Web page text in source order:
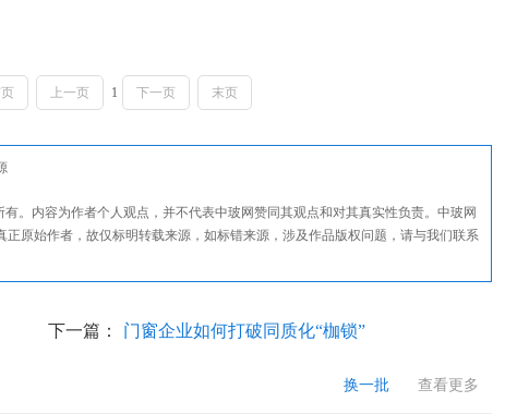
上一页 1 下一页 末页
。内容为作者个人观点，并不代表中玻网赞同其观点和对其真实性负责。中玻网
原始作者，故仅标明转载来源，如标错来源，涉及作品版权问题，请与我们联系
下一篇： 门窗企业如何打破同质化“枷锁”
查看更多
换一批